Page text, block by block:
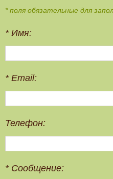
* поля обязательные для
*Имя:
*Email:
Телефон:
*Сообщение: